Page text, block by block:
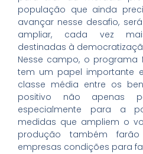
população que ainda
avançar nesse desafio,
ampliar, cada vez
destinadas à
Nesse campo, o programa
tem um papel importante
classe média entre os
positivo não apenas
especialmente para a
medidas que ampliem o
produção também
empresas condições para